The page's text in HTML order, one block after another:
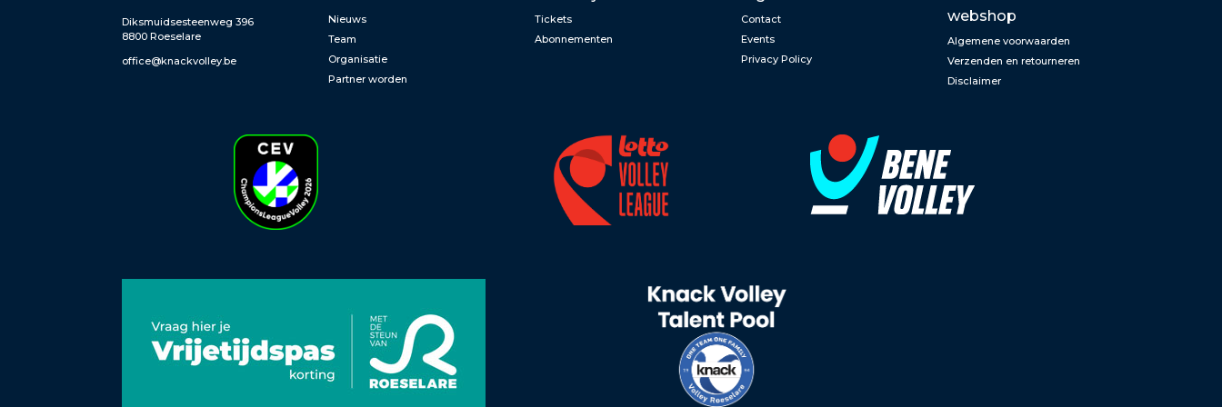
Diksmuidsesteenweg 396
8800 Roeselare
office@knackvolley.be
Nieuws
Team
Organisatie
Partner worden
Tickets
Abonnementen
Contact
Events
Privacy Policy
webshop
Algemene voorwaarden
Verzenden en retourneren
Disclaimer